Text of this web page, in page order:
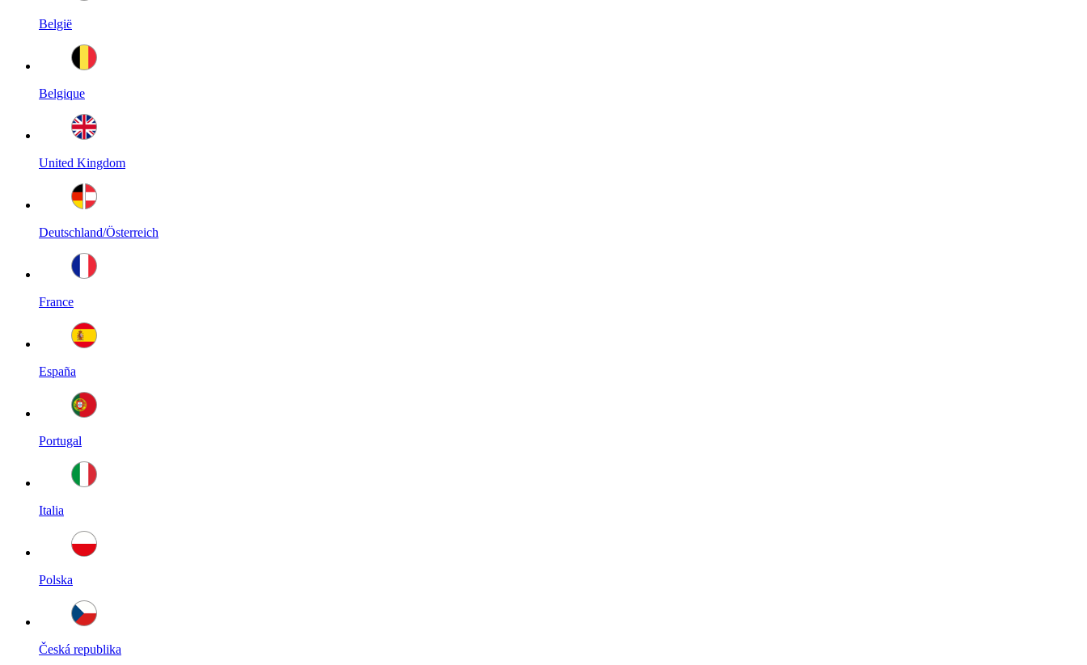
België
Belgique
United Kingdom
Deutschland/Österreich
France
España
Portugal
Italia
Polska
Česká republika